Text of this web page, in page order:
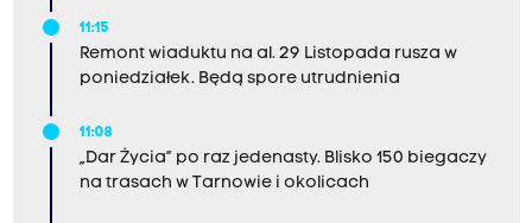
11:15
Remont wiaduktu na al. 29 Listopada rusza w
poniedziałek. Będą spore utrudnienia
11:08
„Dar Życia” po raz jedenasty. Blisko 150 biegaczy
na trasach w Tarnowie i okolicach